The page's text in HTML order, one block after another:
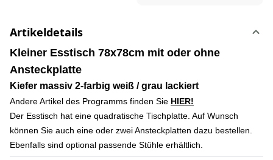
Artikeldetails
Kleiner Esstisch 78x78cm mit oder ohne
Ansteckplatte
Kiefer massiv 2-farbig weiß / grau lackiert
Andere Artikel des Programms finden Sie HIER!
Der Esstisch hat eine quadratische Tischplatte. Auf Wunsch
können Sie auch eine oder zwei Ansteckplatten dazu bestellen.
Ebenfalls sind optional passende Stühle erhältlich.